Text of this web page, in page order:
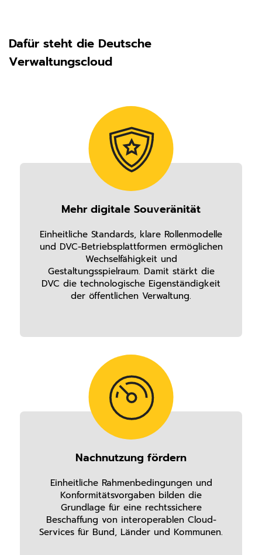
Dafür steht die Deutsche
Verwaltungscloud
Mehr digitale Souveränität
Einheitliche Standards, klare Rollenmodelle
und DVC-Betriebsplattformen ermöglichen
Wechselfähigkeit und
Gestaltungsspielraum. Damit stärkt die
DVC die technologische Eigenständigkeit
der öffentlichen Verwaltung.
Nachnutzung fördern
Einheitliche Rahmenbedingungen und
Konformitätsvorgaben bilden die
Grundlage für eine rechtssichere
Beschaffung von interoperablen Cloud-
Services für Bund, Länder und Kommunen.